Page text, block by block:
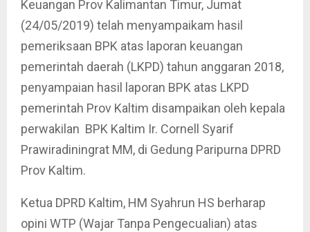
Keuangan Prov Kalimantan Timur, Jumat
(24/05/2019) telah menyampaikam hasil
pemeriksaan BPK atas laporan keuangan
pemerintah daerah (LKPD) tahun anggaran 2018,
penyampaian hasil laporan BPK atas LKPD
pemerintah Prov Kaltim disampaikan oleh kepala
perwakilan BPK Kaltim Ir. Cornell Syarif
Prawiradiningrat MM, di Gedung Paripurna DPRD
Prov Kaltim.
Ketua DPRD Kaltim, HM Syahrun HS berharap
opini WTP (Wajar Tanpa Pengecualian) atas